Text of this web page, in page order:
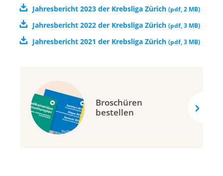
Jahresbericht 2023 der Krebsliga Zürich (pdf,2 MB)
Jahresbericht 2022 der Krebsliga Zürich (pdf,3 MB)
Jahresbericht 2021 der Krebsliga Zürich (pdf,3 MB)
Broschüren
bestellen